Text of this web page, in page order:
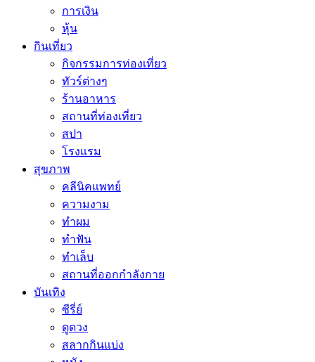
การเงิน
หุ้น
กินเที่ยว
กิจกรรมการท่องเที่ยว
ทัวร์ต่างๆ
ร้านอาหาร
สถานที่ท่องเที่ยว
สปา
โรงแรม
สุขภาพ
คลีนิคแพทย์
ความงาม
ทำผม
ทำฟัน
ทำเล็บ
สถานที่ออกกำลังกาย
บันเทิง
ซีรี่ย์
ดูดวง
สลากกินแบ่ง